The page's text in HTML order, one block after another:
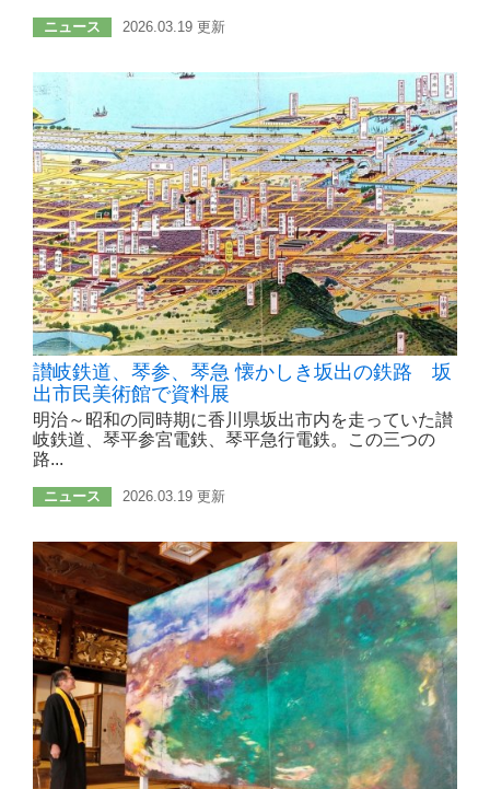
ニュース 2026.03.19 更新
讃岐鉄道、琴参、琴急 懐かしき坂出の鉄路 坂
出市民美術館で資料展
明治～昭和の同時期に香川県坂出市内を走っていた讃
岐鉄道、琴平参宮電鉄、琴平急行電鉄。この三つの
路...
ニュース 2026.03.19 更新